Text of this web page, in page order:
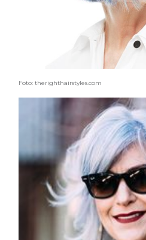
Foto: therighthairstyles.com